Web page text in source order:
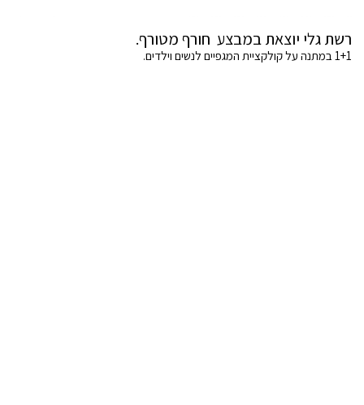
רשת גלי יוצאת במבצע חורף מטורף.
1+1 במתנה על קולקציית המגפיים לנשים וילדים.